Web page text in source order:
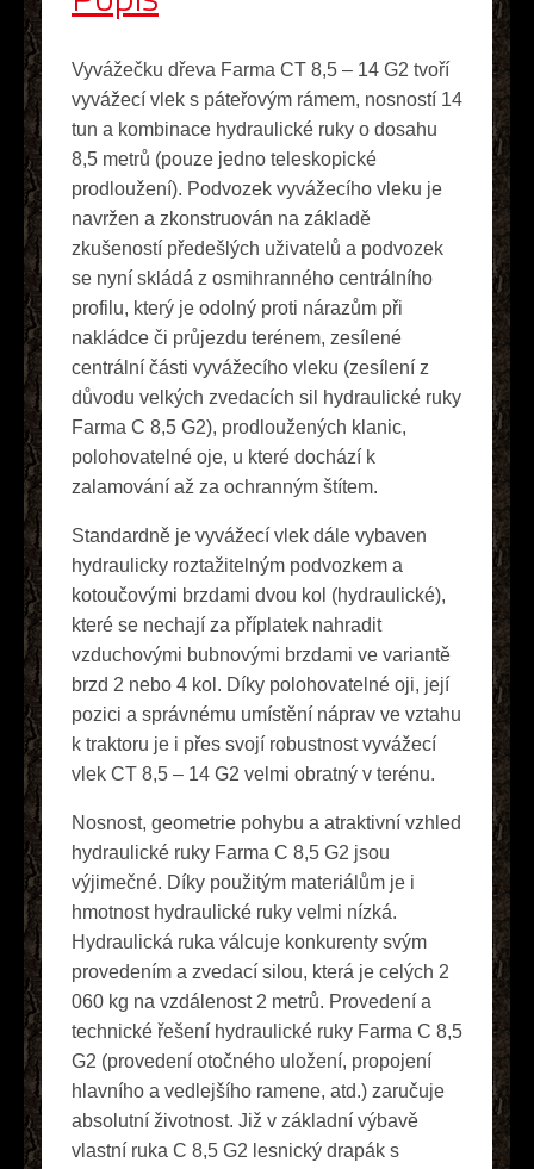
Vyvážečku dřeva Farma CT 8,5 – 14 G2 tvoří
vyvážecí vlek s páteřovým rámem, nosností 14
tun a kombinace hydraulické ruky o dosahu
8,5 metrů (pouze jedno teleskopické
prodloužení). Podvozek vyvážecího vleku je
navržen a zkonstruován na základě
zkušeností předešlých uživatelů a podvozek
se nyní skládá z osmihranného centrálního
profilu, který je odolný proti nárazům při
nakládce či průjezdu terénem, zesílené
centrální části vyvážecího vleku (zesílení z
důvodu velkých zvedacích sil hydraulické ruky
Farma C 8,5 G2), prodloužených klanic,
polohovatelné oje, u které dochází k
zalamování až za ochranným štítem.
Standardně je vyvážecí vlek dále vybaven
hydraulicky roztažitelným podvozkem a
kotoučovými brzdami dvou kol (hydraulické),
které se nechají za příplatek nahradit
vzduchovými bubnovými brzdami ve variantě
brzd 2 nebo 4 kol. Díky polohovatelné oji, její
pozici a správnému umístění náprav ve vztahu
k traktoru je i přes svojí robustnost vyvážecí
vlek CT 8,5 – 14 G2 velmi obratný v terénu.
Nosnost, geometrie pohybu a atraktivní vzhled
hydraulické ruky Farma C 8,5 G2 jsou
výjimečné. Díky použitým materiálům je i
hmotnost hydraulické ruky velmi nízká.
Hydraulická ruka válcuje konkurenty svým
provedením a zvedací silou, která je celých 2
060 kg na vzdálenost 2 metrů. Provedení a
technické řešení hydraulické ruky Farma C 8,5
G2 (provedení otočného uložení, propojení
hlavního a vedlejšího ramene, atd.) zaručuje
absolutní životnost. Již v základní výbavě
vlastní ruka C 8,5 G2 lesnický drapák s